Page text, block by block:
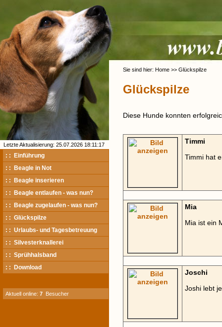
Letzte Aktualisierung: 25.07.2026 18:11:17
: : Einführung
: : Beagle in Not
: : Beagle inserieren
: : Beagle entlaufen - was nun?
: : Beagle zugelaufen - was nun?
: : Glückspilze
: : Urlaubs- und Tagesbetreuung
: : Silvesterknallerei
: : Sprühhalsband
: : Download
Aktuell online: 7 Besucher
Sie sind hier: Home >> Glückspilze
Glückspilze
Diese Hunde konnten
Timmi
Timmi hat
Mia
Mia ist ein
Joschi
Joshi lebt